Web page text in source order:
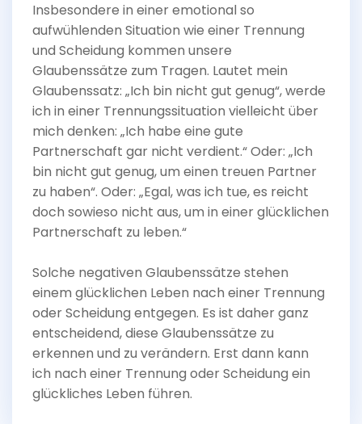
Insbesondere in einer emotional so
aufwühlenden Situation wie einer Trennung
und Scheidung kommen unsere
Glaubenssätze zum Tragen. Lautet mein
Glaubenssatz: „Ich bin nicht gut genug“, werde
ich in einer Trennungssituation vielleicht über
mich denken: „Ich habe eine gute
Partnerschaft gar nicht verdient.“ Oder: „Ich
bin nicht gut genug, um einen treuen Partner
zu haben“. Oder: „Egal, was ich tue, es reicht
doch sowieso nicht aus, um in einer glücklichen
Partnerschaft zu leben.“
Solche negativen Glaubenssätze stehen
einem glücklichen Leben nach einer Trennung
oder Scheidung entgegen. Es ist daher ganz
entscheidend, diese Glaubenssätze zu
erkennen und zu verändern. Erst dann kann
ich nach einer Trennung oder Scheidung ein
glückliches Leben führen.